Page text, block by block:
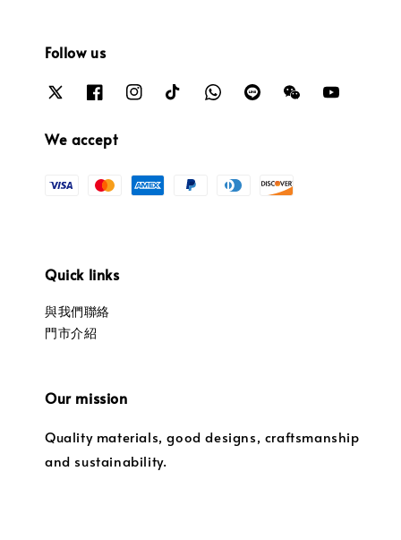
Follow us
We accept
Quick links
與我們聯絡
門市介紹
Our mission
Quality materials, good designs, craftsmanship
and sustainability.